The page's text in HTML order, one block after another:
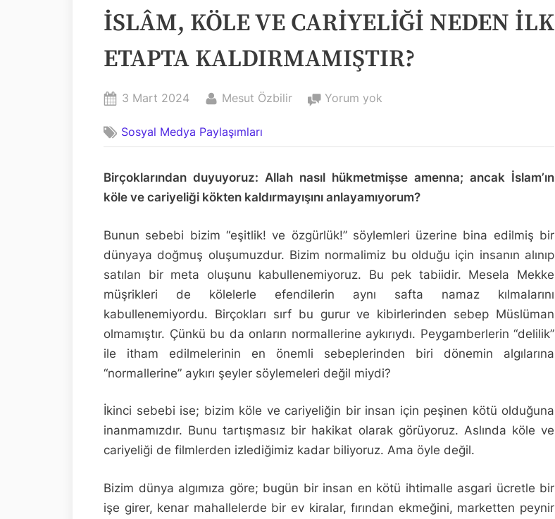
İSLÂM, KÖLE VE CARİYELİĞİ NEDEN İLK
ETAPTA KALDIRMAMIŞTIR?
Posted
3 Mart 2024 By
Mesut Özbilir Yorum yok
NEDEN
İLK
KALDIRMAMIŞTIR?
Sosyal Medya Paylaşımları
Birçoklarından duyuyoruz: Allah nasıl hükmetmişse amenna; ancak İslam’ın
köle ve cariyeliği kökten kaldırmayışını anlayamıyorum?
Bunun sebebi bizim “eşitlik! ve özgürlük!” söylemleri üzerine bina edilmiş bir
dünyaya doğmuş oluşumuzdur. Bizim normalimiz bu olduğu için insanın alınıp
satılan bir meta oluşunu kabullenemiyoruz. Bu pek tabiidir. Mesela Mekke
müşrikleri de kölelerle efendilerin aynı safta namaz kılmalarını
kabullenemiyordu. Birçokları sırf bu gurur ve kibirlerinden sebep Müslüman
olmamıştır. Çünkü bu da onların normallerine aykırıydı. Peygamberlerin “delilik”
ile itham edilmelerinin en önemli sebeplerinden biri dönemin algılarına
“normallerine” aykırı şeyler söylemeleri değil miydi?
İkinci sebebi ise; bizim köle ve cariyeliğin bir insan için peşinen kötü olduğuna
inanmamızdır. Bunu tartışmasız bir hakikat olarak görüyoruz. Aslında köle ve
cariyeliği de filmlerden izlediğimiz kadar biliyoruz. Ama öyle değil.
Bizim dünya algımıza göre; bugün bir insan en kötü ihtimalle asgari ücretle bir
işe girer, kenar mahallelerde bir ev kiralar, fırından ekmeğini, marketten peynir